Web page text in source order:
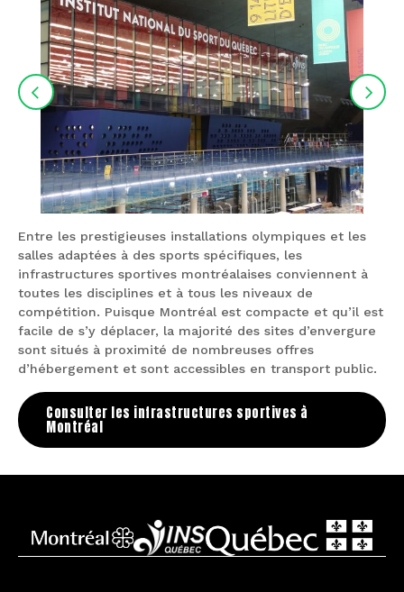
Entre les prestigieuses installations olympiques et les
salles adaptées à des sports spécifiques, les
infrastructures sportives montréalaises conviennent à
toutes les disciplines et à tous les niveaux de
compétition. Puisque Montréal est compacte et qu’il est
facile de s’y déplacer, la majorité des sites d’envergure
sont situés à proximité de nombreuses offres
d’hébergement et sont accessibles en transport public.
Consulter les infrastructures sportives à
Montréal